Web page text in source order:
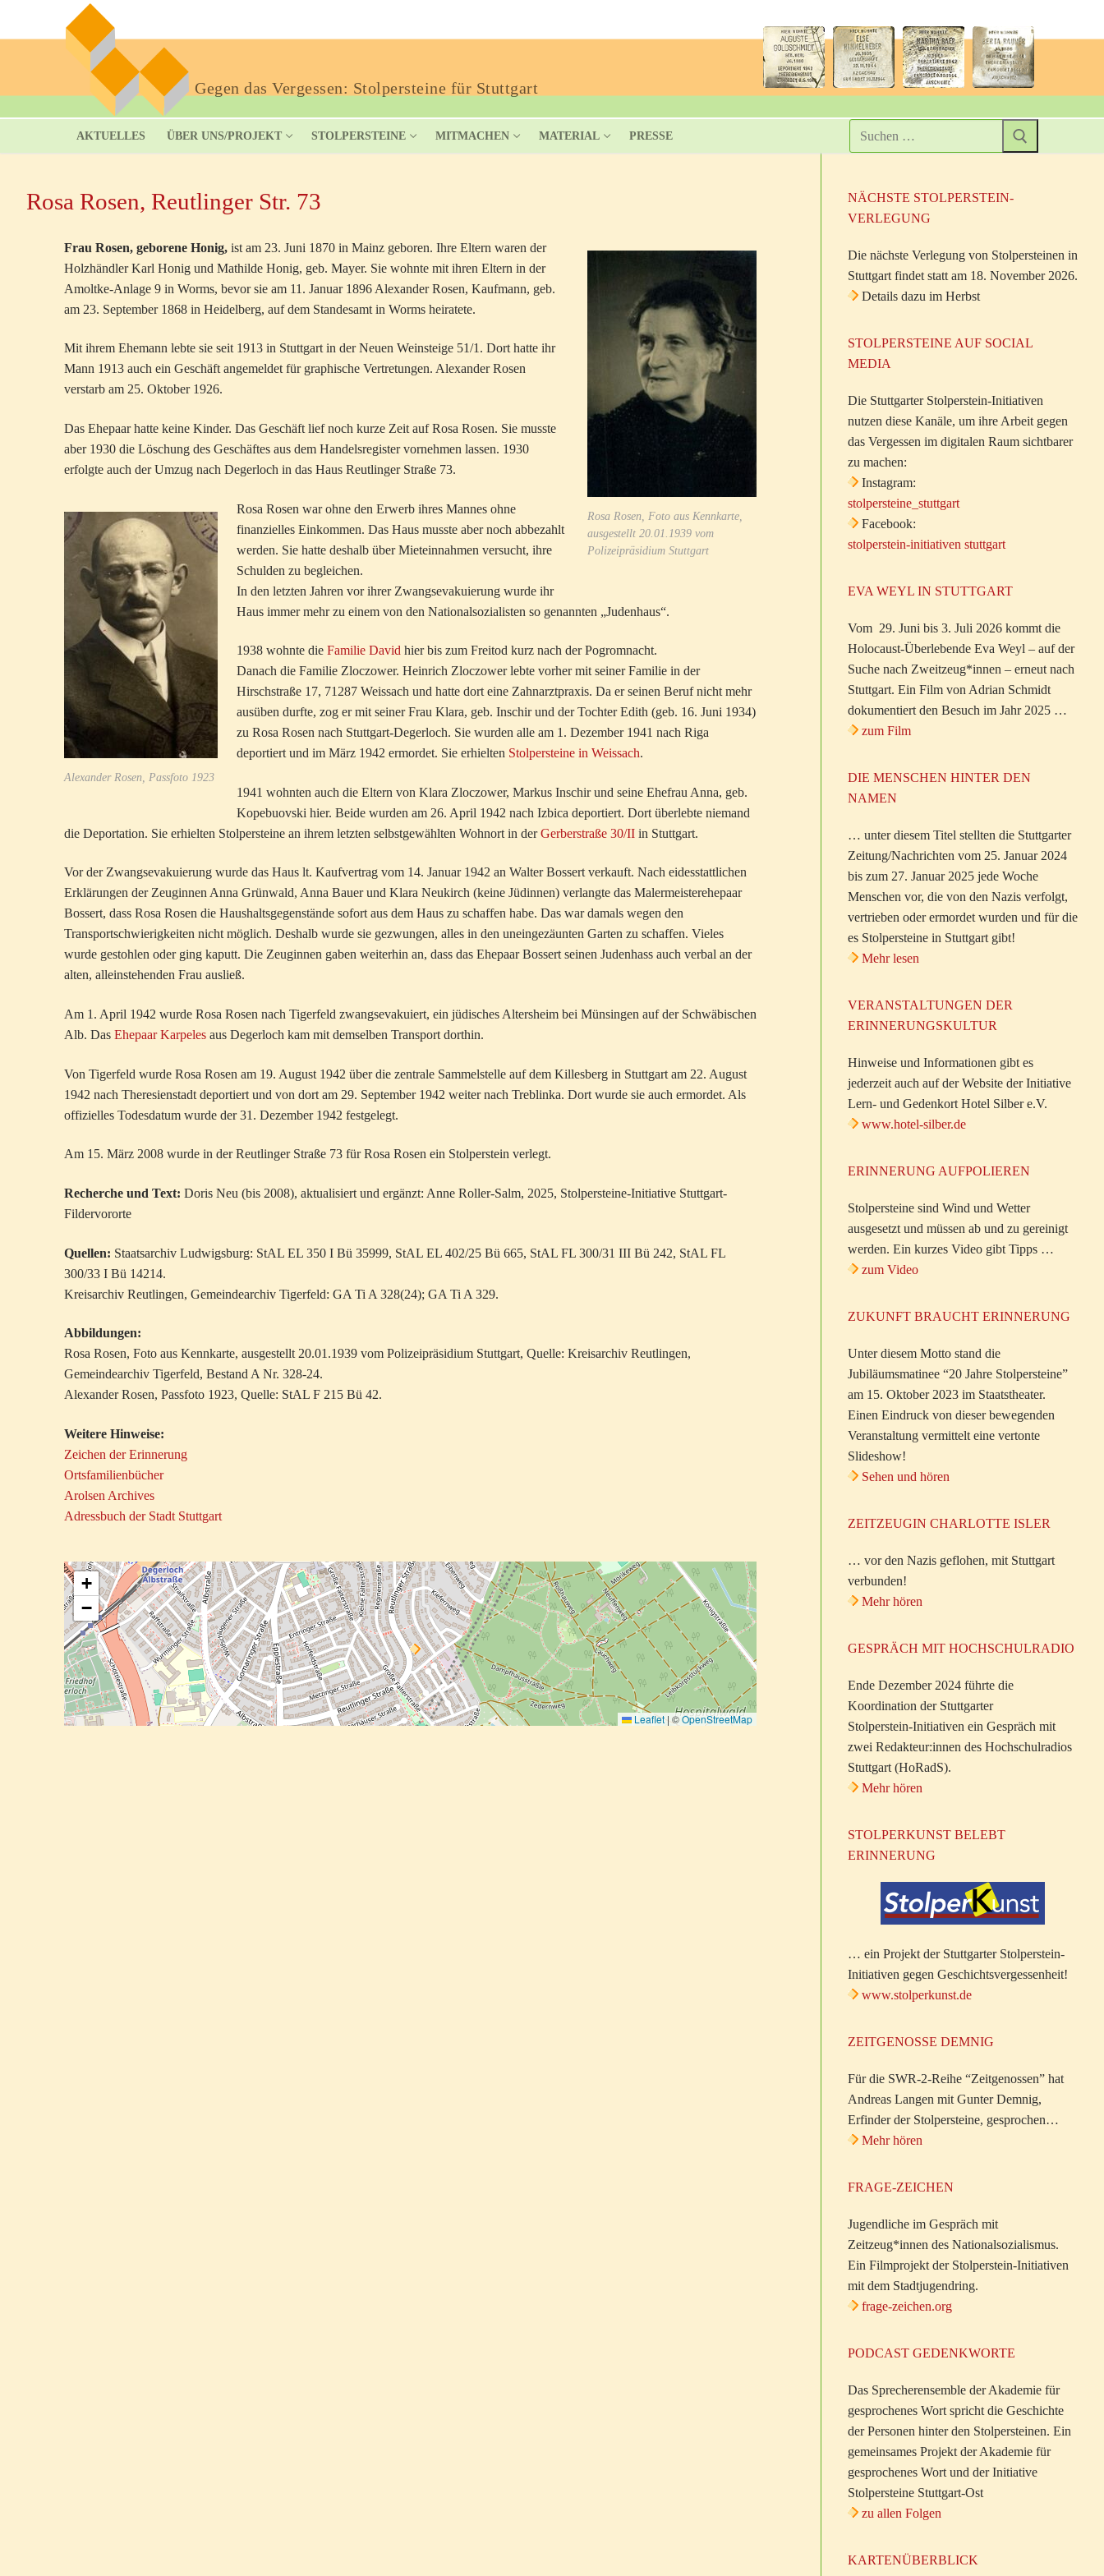
Gegen das Vergessen: Stolpersteine für Stuttgart
AKTUELLES ÜBER UNS/PROJEKT STOLPERSTEINE MITMACHEN MATERIAL PRESSE
Rosa Rosen, Reutlinger Str. 73
Rosa Rosen, Foto aus Kennkarte,
ausgestellt 20.01.1939 vom
Polizeipräsidium Stuttgart
Frau Rosen, geborene Honig, ist am 23. Juni 1870 in Mainz geboren. Ihre Eltern waren der
Holzhändler Karl Honig und Mathilde Honig, geb. Mayer. Sie wohnte mit ihren Eltern in der
Amoltke-Anlage 9 in Worms, bevor sie am 11. Januar 1896 Alexander Rosen, Kaufmann, geb.
am 23. September 1868 in Heidelberg, auf dem Standesamt in Worms heiratete.
Mit ihrem Ehemann lebte sie seit 1913 in Stuttgart in der Neuen Weinsteige 51/1. Dort hatte ihr
Mann 1913 auch ein Geschäft angemeldet für graphische Vertretungen. Alexander Rosen
verstarb am 25. Oktober 1926.
Das Ehepaar hatte keine Kinder. Das Geschäft lief noch kurze Zeit auf Rosa Rosen. Sie musste
aber 1930 die Löschung des Geschäftes aus dem Handelsregister vornehmen lassen. 1930
erfolgte auch der Umzug nach Degerloch in das Haus Reutlinger Straße 73.
Alexander Rosen, Passfoto 1923
Rosa Rosen war ohne den Erwerb ihres Mannes ohne
finanzielles Einkommen. Das Haus musste aber noch abbezahlt
werden. Sie hatte deshalb über Mieteinnahmen versucht, ihre
Schulden zu begleichen.
In den letzten Jahren vor ihrer Zwangsevakuierung wurde ihr
Haus immer mehr zu einem von den Nationalsozialisten so genannten „Judenhaus“.
1938 wohnte die Familie David hier bis zum Freitod kurz nach der Pogromnacht.
Danach die Familie Zloczower. Heinrich Zloczower lebte vorher mit seiner Familie in der
Hirschstraße 17, 71287 Weissach und hatte dort eine Zahnarztpraxis. Da er seinen Beruf nicht mehr
ausüben durfte, zog er mit seiner Frau Klara, geb. Inschir und der Tochter Edith (geb. 16. Juni 1934)
zu Rosa Rosen nach Stuttgart-Degerloch. Sie wurden alle am 1. Dezember 1941 nach Riga
deportiert und im März 1942 ermordet. Sie erhielten Stolpersteine in Weissach.
1941 wohnten auch die Eltern von Klara Zloczower, Markus Inschir und seine Ehefrau Anna, geb.
Kopebuovski hier. Beide wurden am 26. April 1942 nach Izbica deportiert. Dort überlebte niemand
die Deportation. Sie erhielten Stolpersteine an ihrem letzten selbstgewählten Wohnort in derGerberstraße 30/II in Stuttgart.
Vor der Zwangsevakuierung wurde das Haus lt. Kaufvertrag vom 14. Januar 1942 an Walter Bossert verkauft. Nach eidesstattlichen
Erklärungen der Zeuginnen Anna Grünwald, Anna Bauer und Klara Neukirch (keine Jüdinnen) verlangte das Malermeisterehepaar
Bossert, dass Rosa Rosen die Haushaltsgegenstände sofort aus dem Haus zu schaffen habe. Das war damals wegen den
Transportschwierigkeiten nicht möglich. Deshalb wurde sie gezwungen, alles in den uneingezäunten Garten zu schaffen. Vieles
wurde gestohlen oder ging kaputt. Die Zeuginnen gaben weiterhin an, dass das Ehepaar Bossert seinen Judenhass auch verbal an der
alten, alleinstehenden Frau ausließ.
Am 1. April 1942 wurde Rosa Rosen nach Tigerfeld zwangsevakuiert, ein jüdisches Altersheim bei Münsingen auf der Schwäbischen
Alb. Das Ehepaar Karpeles aus Degerloch kam mit demselben Transport dorthin.
Von Tigerfeld wurde Rosa Rosen am 19. August 1942 über die zentrale Sammelstelle auf dem Killesberg in Stuttgart am 22. August
1942 nach Theresienstadt deportiert und von dort am 29. September 1942 weiter nach Treblinka. Dort wurde sie auch ermordet. Als
offizielles Todesdatum wurde der 31. Dezember 1942 festgelegt.
Am 15. März 2008 wurde in der Reutlinger Straße 73 für Rosa Rosen ein Stolperstein verlegt.
Recherche und Text: Doris Neu (bis 2008), aktualisiert und ergänzt: Anne Roller-Salm, 2025, Stolpersteine-Initiative Stuttgart-
Fildervororte
Quellen: Staatsarchiv Ludwigsburg: StAL EL 350 I Bü 35999, StAL EL 402/25 Bü 665, StAL FL 300/31 III Bü 242, StAL FL
300/33 I Bü 14214.
Kreisarchiv Reutlingen, Gemeindearchiv Tigerfeld: GA Ti A 328(24); GA Ti A 329.
Abbildungen:
Rosa Rosen, Foto aus Kennkarte, ausgestellt 20.01.1939 vom Polizeipräsidium Stuttgart, Quelle: Kreisarchiv Reutlingen,
Gemeindearchiv Tigerfeld, Bestand A Nr. 328-24.
Alexander Rosen, Passfoto 1923, Quelle: StAL F 215 Bü 42.
Weitere Hinweise:
Zeichen der Erinnerung
Ortsfamilienbücher
Arolsen Archives
Adressbuch der Stadt Stuttgart
+
−
Leaflet|©OpenStreetMap
NÄCHSTE STOLPERSTEIN-
VERLEGUNG
Die nächste Verlegung von Stolpersteinen in
Stuttgart findet statt am 18. November 2026.
Details dazu im Herbst
STOLPERSTEINE AUF SOCIAL
MEDIA
Die Stuttgarter Stolperstein-Initiativen
nutzen diese Kanäle, um ihre Arbeit gegen
das Vergessen im digitalen Raum sichtbarer
zu machen:
Instagram:
stolpersteine_stuttgart
Facebook:
stolperstein-initiativen stuttgart
EVA WEYL IN STUTTGART
Vom 29. Juni bis 3. Juli 2026 kommt die
Holocaust-Überlebende Eva Weyl – auf der
Suche nach Zweitzeug*innen – erneut nach
Stuttgart. Ein Film von Adrian Schmidt
dokumentiert den Besuch im Jahr 2025 …
zum Film
DIE MENSCHEN HINTER DEN
NAMEN
… unter diesem Titel stellten die Stuttgarter
Zeitung/Nachrichten vom 25. Januar 2024
bis zum 27. Januar 2025 jede Woche
Menschen vor, die von den Nazis verfolgt,
vertrieben oder ermordet wurden und für die
es Stolpersteine in Stuttgart gibt!
Mehr lesen
VERANSTALTUNGEN DER
ERINNERUNGSKULTUR
Hinweise und Informationen gibt es
jederzeit auch auf der Website der Initiative
Lern- und Gedenkort Hotel Silber e.V.
www.hotel-silber.de
ERINNERUNG AUFPOLIEREN
Stolpersteine sind Wind und Wetter
ausgesetzt und müssen ab und zu gereinigt
werden. Ein kurzes Video gibt Tipps …
zum Video
ZUKUNFT BRAUCHT ERINNERUNG
Unter diesem Motto stand die
Jubiläumsmatinee “20 Jahre Stolpersteine”
am 15. Oktober 2023 im Staatstheater.
Einen Eindruck von dieser bewegenden
Veranstaltung vermittelt eine vertonte
Slideshow!
Sehen und hören
ZEITZEUGIN CHARLOTTE ISLER
… vor den Nazis geflohen, mit Stuttgart
verbunden!
Mehr hören
GESPRÄCH MIT HOCHSCHULRADIO
Ende Dezember 2024 führte die
Koordination der Stuttgarter
Stolperstein-Initiativen ein Gespräch mit
zwei Redakteur:innen des Hochschulradios
Stuttgart (HoRadS).
Mehr hören
STOLPERKUNST BELEBT
ERINNERUNG
… ein Projekt der Stuttgarter Stolperstein-
Initiativen gegen Geschichtsvergessenheit!
www.stolperkunst.de
ZEITGENOSSE DEMNIG
Für die SWR-2-Reihe “Zeitgenossen” hat
Andreas Langen mit Gunter Demnig,
Erfinder der Stolpersteine, gesprochen…
Mehr hören
FRAGE-ZEICHEN
Jugendliche im Gespräch mit
Zeitzeug*innen des Nationalsozialismus.
Ein Filmprojekt der Stolperstein-Initiativen
mit dem Stadtjugendring.
frage-zeichen.org
PODCAST GEDENKWORTE
Das Sprecherensemble der Akademie für
gesprochenes Wort spricht die Geschichte
der Personen hinter den Stolpersteinen. Ein
gemeinsames Projekt der Akademie für
gesprochenes Wort und der Initiative
Stolpersteine Stuttgart-Ost
zu allen Folgen
KARTENÜBERBLICK